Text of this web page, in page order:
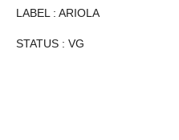
LABEL : ARIOLA
STATUS : VG